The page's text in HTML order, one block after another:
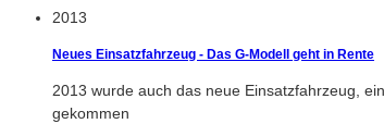
2013
Neues Einsatzfahrzeug - Das G-Modell geht in Rente
2013 wurde auch das neue Einsatzfahrzeug,
gekommen